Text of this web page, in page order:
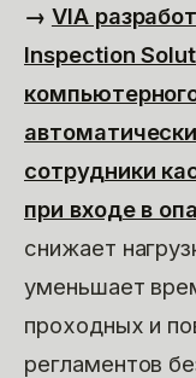
→ VIA
Inspection
сотрудники
при входе в
снижает
уменьшает
проходных и
регламентов